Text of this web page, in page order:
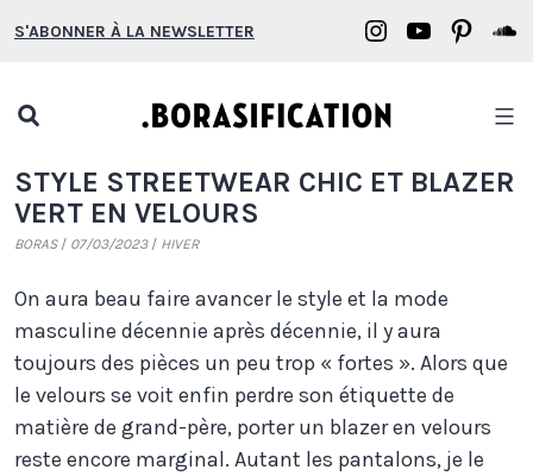
au
S'ABONNER À LA NEWSLETTER
Borasification
popup
STYLE STREETWEAR CHIC ET BLAZER
VERT EN VELOURS
BORAS 07/03/2023 HIVER
On aura beau faire avancer le style et la mode
masculine décennie après décennie, il y aura
toujours des pièces un peu trop « fortes ». Alors que
le velours se voit enfin perdre son étiquette de
matière de grand-père, porter un blazer en velours
reste encore marginal. Autant les pantalons, je le